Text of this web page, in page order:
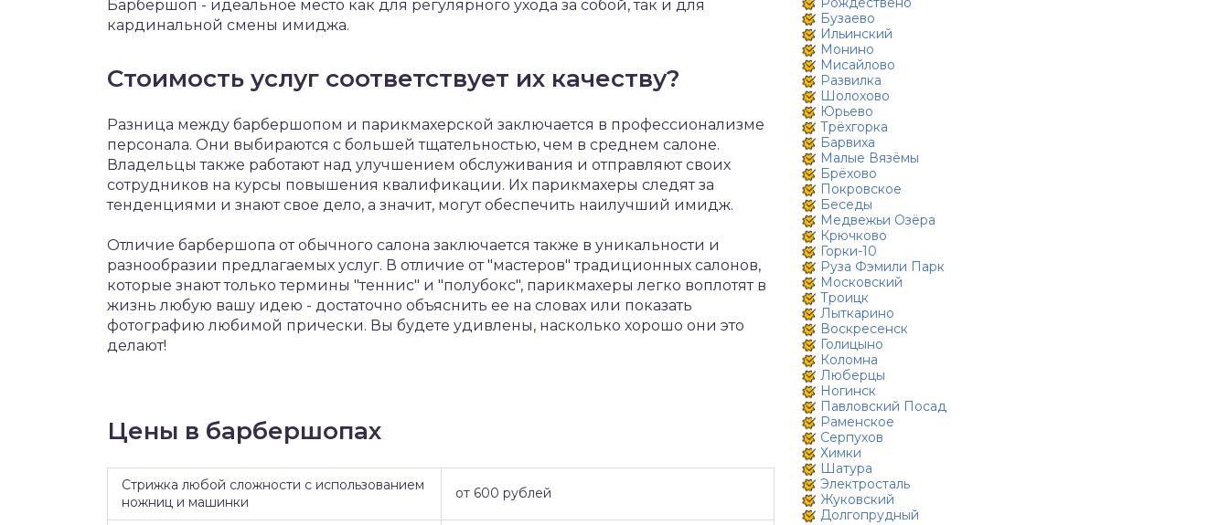
Барбершоп - идеальное место как для регулярного ухода за собой, так и для
кардинальной смены имиджа.
Стоимость услуг соответствует их качеству?
Разница между барбершопом и парикмахерской заключается в профессионализме
персонала. Они выбираются с большей тщательностью, чем в среднем салоне.
Владельцы также работают над улучшением обслуживания и отправляют своих
сотрудников на курсы повышения квалификации. Их парикмахеры следят за
тенденциями и знают свое дело, а значит, могут обеспечить наилучший имидж.
Отличие барбершопа от обычного салона заключается также в уникальности и
разнообразии предлагаемых услуг. В отличие от "мастеров" традиционных салонов,
которые знают только термины "теннис" и "полубокс", парикмахеры легко воплотят в
жизнь любую вашу идею - достаточно объяснить ее на словах или показать
фотографию любимой прически. Вы будете удивлены, насколько хорошо они это
делают!
Цены в барбершопах
Стрижка любой сложности с использованием
ножниц и машинки
от 600 рублей
Бузаево
Ильинский
Монино
Мисайлово
Развилка
Шолохово
Юрьево
Трёхгорка
Барвиха
Малые Вязёмы
Брёхово
Покровское
Беседы
Медвежьи Озёра
Крючково
Горки-10
Руза Фэмили Парк
Московский
Троицк
Лыткарино
Воскресенск
Голицыно
Коломна
Люберцы
Ногинск
Павловский Посад
Раменское
Серпухов
Химки
Шатура
Электросталь
Жуковский
Долгопрудный